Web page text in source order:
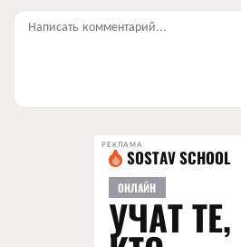
Написать комментарий...
РЕКЛАМА